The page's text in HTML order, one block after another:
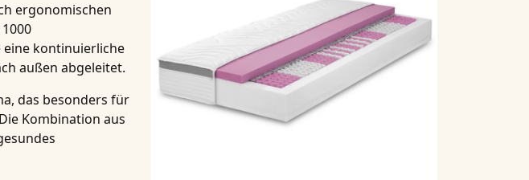
ergonomischen
1000
eine kontinuierliche
außen abgeleitet.
, das besonders für
Kombination aus